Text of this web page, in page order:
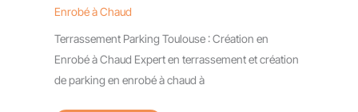
Enrobé à Chaud
Terrassement Parking Toulouse : Création en
Enrobé à Chaud Expert en terrassement et création
de parking en enrobé à chaud à